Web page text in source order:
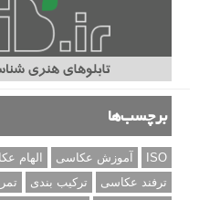
برچسب‌ها
ISO آموزش عکاسی الهام
ترفند عکاسی
ترکیب بندی